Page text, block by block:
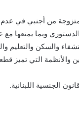
من أجنبي في
وبما يمنعها مع
والسكن والتعليم
والأنظمة التي تميز
الجنسية اللبنانية.